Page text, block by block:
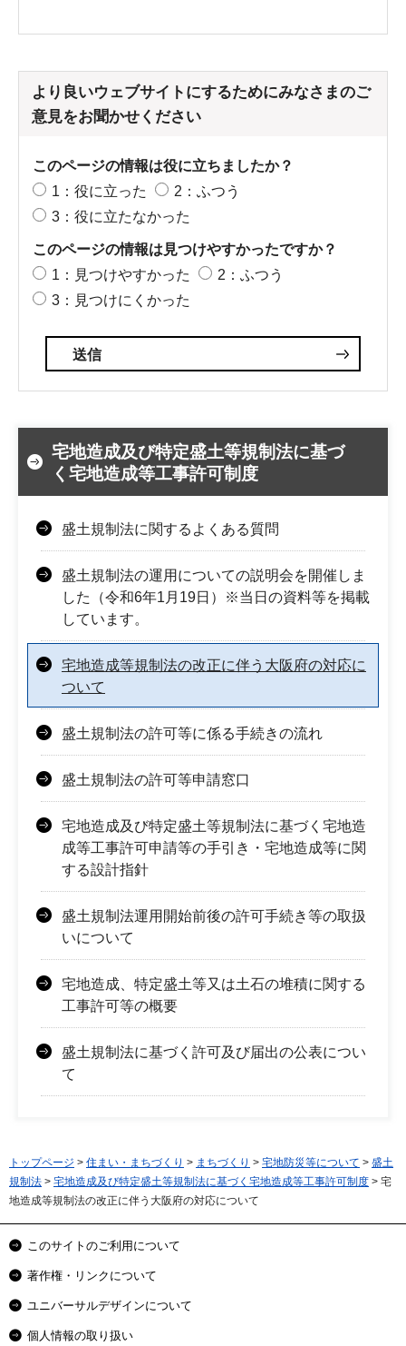
より良いウェブサイトにするためにみなさまのご
意見をお聞かせください
このページの情報は役に立ちましたか？
1：役に立った
2：ふつう
3：役に立たなかった
このページの情報は見つけやすかったですか？
1：見つけやすかった
2：ふつう
3：見つけにくかった
宅地造成及び特定盛土等規制法に基づ
く宅地造成等工事許可制度
盛土規制法に関するよくある質問
盛土規制法の運用についての説明会を開催しま
した（令和6年1月19日）※当日の資料等を掲載
しています。
宅地造成等規制法の改正に伴う大阪府の対応に
ついて
盛土規制法の許可等に係る手続きの流れ
盛土規制法の許可等申請窓口
宅地造成及び特定盛土等規制法に基づく宅地造
成等工事許可申請等の手引き・宅地造成等に関
する設計指針
盛土規制法運用開始前後の許可手続き等の取扱
いについて
宅地造成、特定盛土等又は土石の堆積に関する
工事許可等の概要
盛土規制法に基づく許可及び届出の公表につい
て
トップページ > 住まい・まちづくり > まちづくり > 宅地防災等について > 盛土
規制法 > 宅地造成及び特定盛土等規制法に基づく宅地造成等工事許可制度 > 宅
地造成等規制法の改正に伴う大阪府の対応について
このサイトのご利用について
著作権・リンクについて
ユニバーサルデザインについて
個人情報の取り扱い